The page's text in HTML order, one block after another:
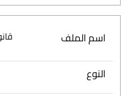
اسم الملف
النوع